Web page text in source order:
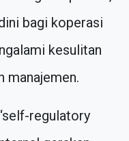
bagi koperasi
kesulitan
manajemen.
regulatory